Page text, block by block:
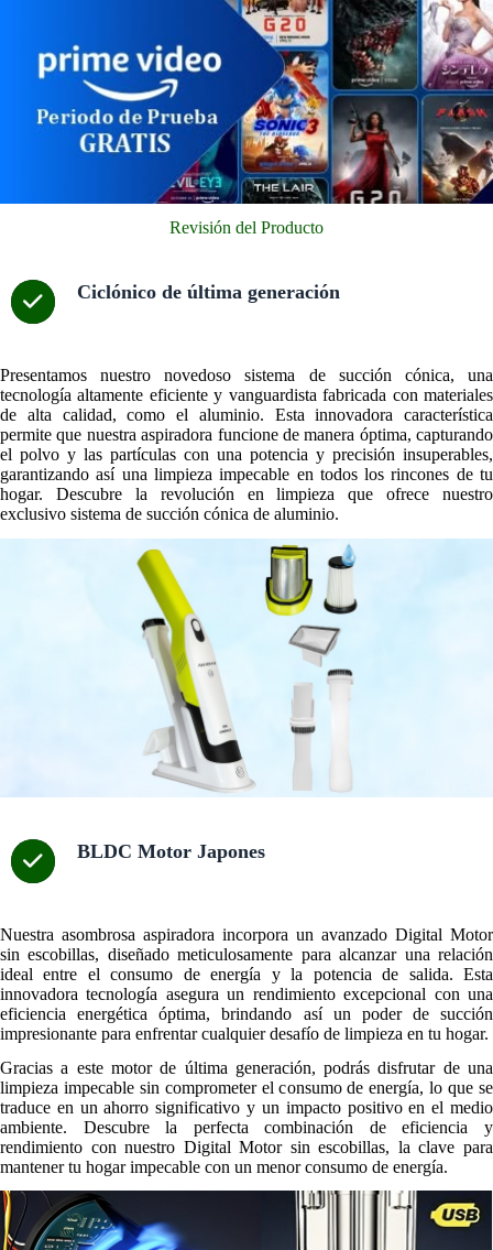
Revisión del Producto
Ciclónico de última generación
Presentamos nuestro novedoso sistema de succión cónica, una
tecnología altamente eficiente y vanguardista fabricada con materiales
de alta calidad, como el aluminio. Esta innovadora característica
permite que nuestra aspiradora funcione de manera óptima, capturando
el polvo y las partículas con una potencia y precisión insuperables,
garantizando así una limpieza impecable en todos los rincones de tu
hogar. Descubre la revolución en limpieza que ofrece nuestro
exclusivo sistema de succión cónica de aluminio.
BLDC Motor Japones
Nuestra asombrosa aspiradora incorpora un avanzado Digital Motor
sin escobillas, diseñado meticulosamente para alcanzar una relación
ideal entre el consumo de energía y la potencia de salida. Esta
innovadora tecnología asegura un rendimiento excepcional con una
eficiencia energética óptima, brindando así un poder de succión
impresionante para enfrentar cualquier desafío de limpieza en tu hogar.
Gracias a este motor de última generación, podrás disfrutar de una
limpieza impecable sin comprometer el consumo de energía, lo que se
traduce en un ahorro significativo y un impacto positivo en el medio
ambiente. Descubre la perfecta combinación de eficiencia y
rendimiento con nuestro Digital Motor sin escobillas, la clave para
mantener tu hogar impecable con un menor consumo de energía.